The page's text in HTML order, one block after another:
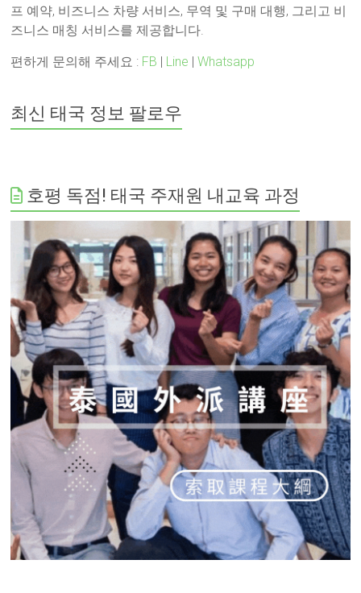
프 예약, 비즈니스 차량 서비스, 무역 및 구매 대행, 그리고 비
즈니스 매칭 서비스를 제공합니다.
편하게 문의해 주세요 : FB | Line |Whatsapp
최신 태국 정보 팔로우
호평 독점! 태국 주재원 내교육 과정